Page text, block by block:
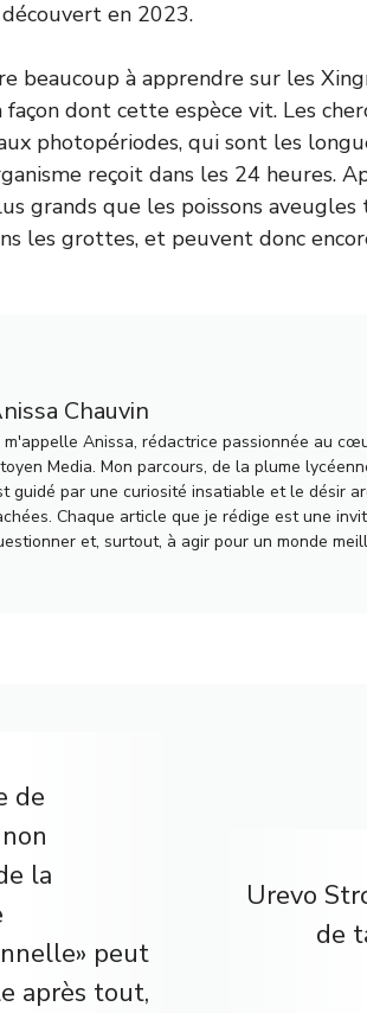
découvert en 2023.
beaucoup à apprendre sur les
dont cette espèce vit. Les
photopériodes, qui sont les
reçoit dans les 24 heures.
grands que les poissons aveugles
les grottes, et peuvent donc
Chauvin
m'appelle Anissa, rédactrice passionnée au
Media. Mon parcours, de la plume
guidé par une curiosité insatiable et le désir
Chaque article que je rédige est une
et, surtout, à agir pour un monde
de
la
peut
après tout,
Urevo
de